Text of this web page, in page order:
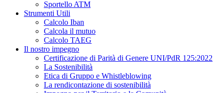
Sportello ATM
Strumenti Utili
Calcolo Iban
Calcola il mutuo
Calcolo TAEG
Il nostro impegno
Certificazione di Parità di Genere UNI/PdR 125:2022
La Sostenibilità
Etica di Gruppo e Whistleblowing
La rendicontazione di sostenibilità